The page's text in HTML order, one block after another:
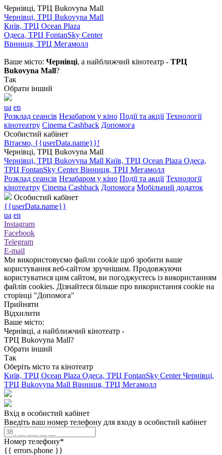
Чернівці, ТРЦ Bukovyna Mall
Чернівці, ТРЦ Bukovyna Mall
Київ, ТРЦ Ocean Plaza
Одеса, ТРЦ FontanSky Center
Вінниця, ТРЦ Мегамолл
Ваше місто: Чернівці, а найближчий кінотеатр - ТРЦ
Bukovyna Mall?
Так
Обрати інший
ua en
Розклад сеансів Незабаром у кіно Події та акції Технології
кінотеатру Cinema Cashback Допомога
Особистий кабінет
Вітаємо, {{userData.name}}!
Чернівці, ТРЦ Bukovyna Mall
Чернівці, ТРЦ Bukovyna Mall Київ, ТРЦ Ocean Plaza Одеса,
ТРЦ FontanSky CenterВінниця, ТРЦ Мегамолл
Розклад сеансів Незабаром у кіно Події та акції Технології
кінотеатру Cinema Cashback Допомога Мобільний додаток
Особистий кабінет
{{userData.name}}
ua en
Instagram
Facebook
Telegram
E-mail
Ми використовуємо файли cookie щоб зробити ваше
користування веб-сайтом зручнішим. Продовжуючи
користуватися цим сайтом, ви погоджуєтесь із використанням
файлів cookies. Дізнайтеся більше про використання cookie на
сторінці "Допомога"
Прийняти
Відхилити
Ваше місто:
Чернівці, а найближчий кінотеатр -
ТРЦ Bukovyna Mall?
Обрати інший
Так
Оберіть місто та кінотеатр
Київ, ТРЦ Ocean Plaza Одеса, ТРЦ FontanSky CenterЧернівці,
ТРЦ Bukovyna Mall Вінниця, ТРЦ Мегамолл
Вхід в особистий кабінет
Введіть ваш номер телефону для входу в особистий кабінет
Номер телефону*
{{ errors.phone }}